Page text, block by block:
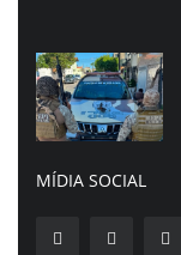
MÍDIA SOCIAL